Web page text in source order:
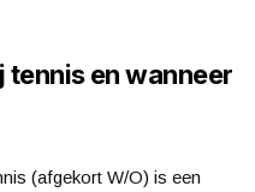
en wanneer
(afgekort W/O) is een